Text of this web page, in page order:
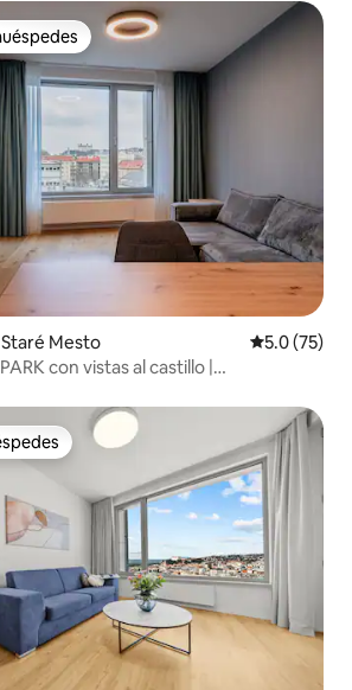
entre huéspedes
Mesto Calificación
5.0 (75)
con vistas al castillo |